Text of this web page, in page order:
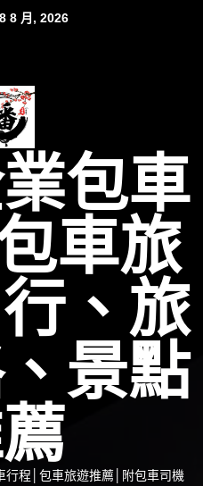
8 月, 2026
包車
車旅
、旅
景點
行程│包車旅遊推薦│附包車司機